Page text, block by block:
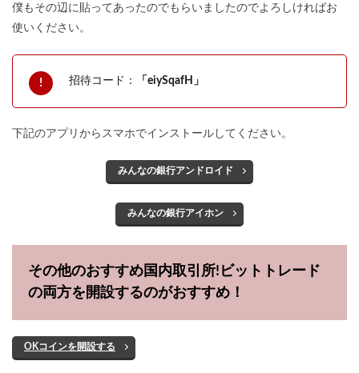
僕もその辺に貼ってあったのでもらいましたのでよろしければお
使いください。
招待コード： 「eiySqafH」
下記のアプリからスマホでインストールしてください。
みんなの銀行アンドロイド
みんなの銀行アイホン
その他のおすすめ国内取引所!ビットトレード
の両方を開設するのがおすすめ！
OKコインを開設する